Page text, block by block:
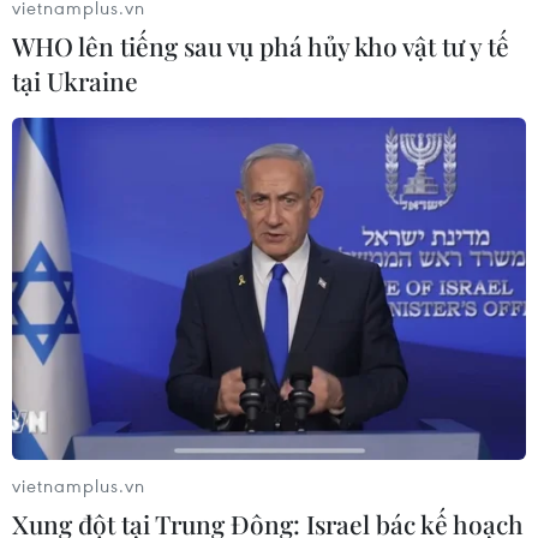
Điểm hẹn ngắm băng trôi
và cá voi ở Canada
05/08/2026 01:08
Lễ hội Văn hóa, Du lịch
Mường Lò năm 2026 sẽ
diễn ra từ ngày 25/9 đến
2/10
04/08/2026 14:37
Ninh Bình được đề cử hạng
Trung tâm Gốm Bát Tràng
vietnamplus.vn
WHO lên tiếng sau vụ phá hủy kho vật tư y tế
tại Ukraine
vietnamplus.vn
Xung đột tại Trung Đông: Israel bác kế hoạch